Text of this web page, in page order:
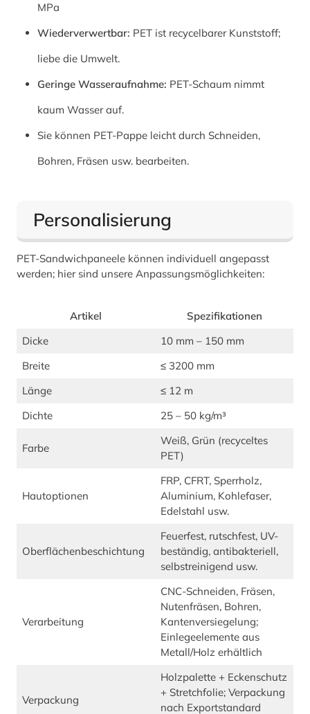
MPa
Wiederverwertbar: PET ist recycelbarer Kunststoff;
liebe die Umwelt.
Geringe Wasseraufnahme: PET-Schaum nimmt
kaum Wasser auf.
Sie können PET-Pappe leicht durch Schneiden,
Bohren, Fräsen usw. bearbeiten.
Personalisierung
PET-Sandwichpaneele können individuell angepasst
werden; hier sind unsere Anpassungsmöglichkeiten:
Artikel
Spezifikationen
Dicke
10 mm – 150 mm
Breite
≤ 3200 mm
Länge
≤ 12 m
Dichte
25 – 50 kg/m³
Farbe
Weiß, Grün (recyceltes
PET)
Hautoptionen
FRP, CFRT, Sperrholz,
Aluminium, Kohlefaser,
Edelstahl usw.
Oberflächenbeschichtung
Feuerfest, rutschfest, UV-
beständig, antibakteriell,
selbstreinigend usw.
Verarbeitung
CNC-Schneiden, Fräsen,
Nutenfräsen, Bohren,
Kantenversiegelung;
Einlegeelemente aus
Metall/Holz erhältlich
Verpackung
Holzpalette + Eckenschutz
+ Stretchfolie; Verpackung
nach Exportstandard